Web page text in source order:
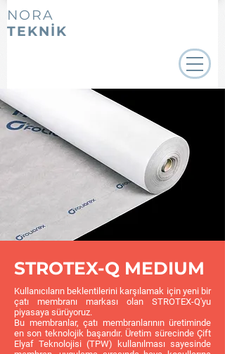
NORA
TEKNİK
STROTEX-Q MEDIUM
Kullanıcıların beklentilerini karşılamak için yeni bir
çatı membranı markası olan STROTEX-Q'yu
piyasaya sürüyoruz.
Bu membranlar, çatı membranlarının üretiminde
en son teknolojik başarıdır. Üretim sürecinde Çift
Elyaf Teknolojisi (TPW) kullanılması sayesinde